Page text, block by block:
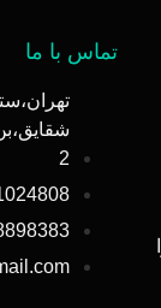
تماس با ما
2